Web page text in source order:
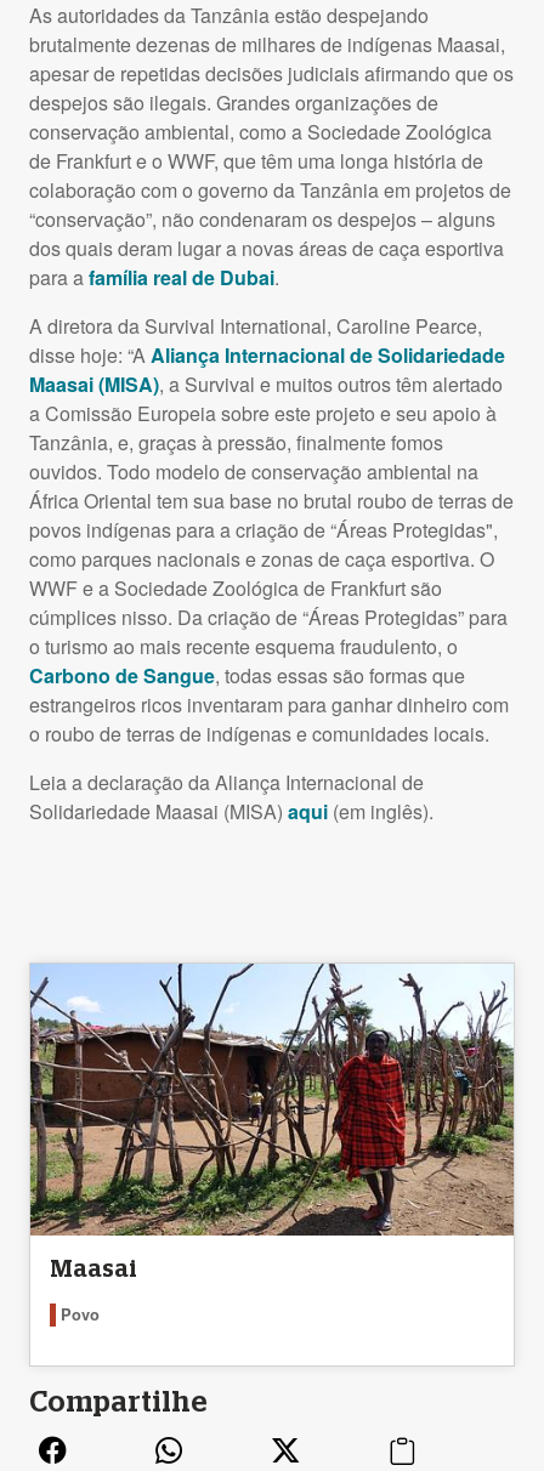
As autoridades da Tanzânia estão despejando
brutalmente dezenas de milhares de indígenas Maasai,
apesar de repetidas decisões judiciais afirmando que os
despejos são ilegais. Grandes organizações de
conservação ambiental, como a Sociedade Zoológica
de Frankfurt e o WWF, que têm uma longa história de
colaboração com o governo da Tanzânia em projetos de
“conservação”, não condenaram os despejos – alguns
dos quais deram lugar a novas áreas de caça esportiva
para afamília real de Dubai.
A diretora da Survival International, Caroline Pearce,
disse hoje: “AAliança Internacional de Solidariedade
Maasai (MISA), a Survival e muitos outros têm alertado
a Comissão Europeia sobre este projeto e seu apoio à
Tanzânia, e, graças à pressão, finalmente fomos
ouvidos. Todo modelo de conservação ambiental na
África Oriental tem sua base no brutal roubo de terras de
povos indígenas para a criação de “Áreas Protegidas",
como parques nacionais e zonas de caça esportiva. O
WWF e a Sociedade Zoológica de Frankfurt são
cúmplices nisso. Da criação de “Áreas Protegidas” para
o turismo ao mais recente esquema fraudulento, o
Carbono de Sangue, todas essas são formas que
estrangeiros ricos inventaram para ganhar dinheiro com
o roubo de terras de indígenas e comunidades locais.
Leia a declaração da Aliança Internacional de
Solidariedade Maasai (MISA) aqui (em inglês).
Maasai
Povo
Compartilhe